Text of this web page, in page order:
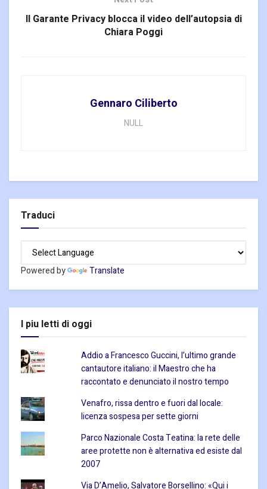
Il Garante Privacy blocca il video dell’autopsia di
Chiara Poggi
Gennaro Ciliberto
NULL
Traduci
Powered by Translate
I piu letti di oggi
Addio a Francesco Guccini, l’ultimo grande
cantautore italiano: il Maestro che ha
raccontato e denunciato il nostro tempo
Venafro, rissa dentro e fuori dal locale:
licenza sospesa per sette giorni
Parco Nazionale Costa Teatina: la rete delle
aree protette non è alternativa ed esiste dal
2007
Via D’Amelio, Salvatore Borsellino: «Qui i